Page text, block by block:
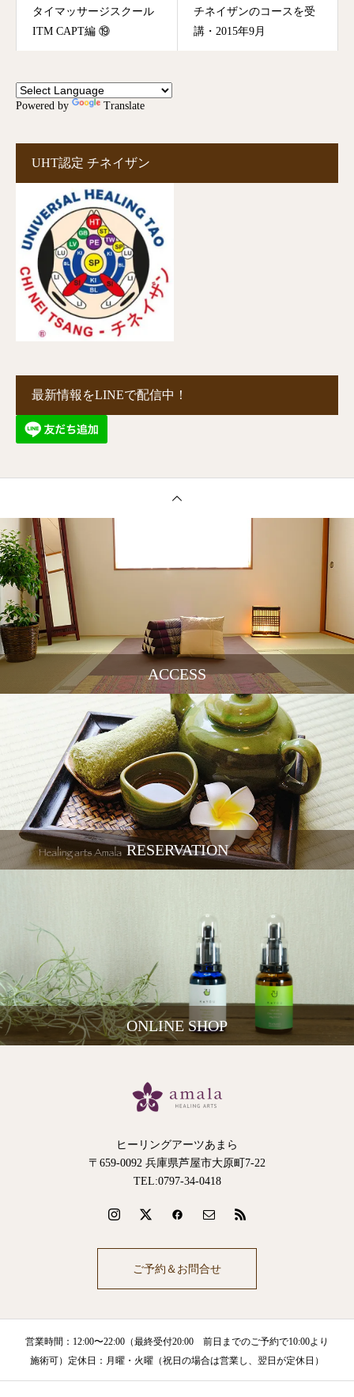
タイマッサージスクール
ITM CAPT編 ⑲
チネイザンのコースを受
講・2015年9月
Powered by Translate
UHT認定 チネイザン
最新情報をLINEで配信中！
ACCESS
RESERVATION
ONLINE SHOP
ヒーリングアーツあまら
〒659-0092 兵庫県芦屋市大原町7-22
TEL:0797-34-0418
ご予約＆お問合せ
営業時間：12:00〜22:00（最終受付20:00 前日までのご予約で10:00より
施術可）定休日：月曜・火曜（祝日の場合は営業し、翌日が定休日）